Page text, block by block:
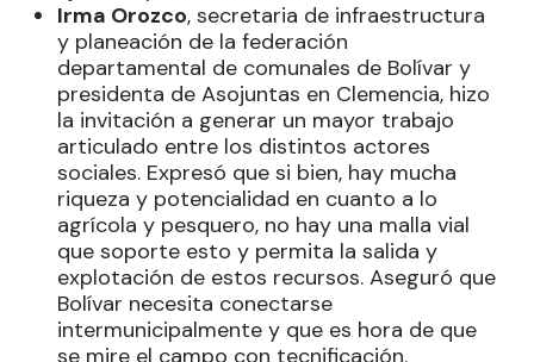
Irma Orozco, secretaria de infraestructura
y planeación de la federación
departamental de comunales de Bolívar y
presidenta de Asojuntas en Clemencia, hizo
la invitación a generar un mayor trabajo
articulado entre los distintos actores
sociales. Expresó que si bien, hay mucha
riqueza y potencialidad en cuanto a lo
agrícola y pesquero, no hay una malla vial
que soporte esto y permita la salida y
explotación de estos recursos. Aseguró que
Bolívar necesita conectarse
intermunicipalmente y que es hora de que
se mire el campo con tecnificación.